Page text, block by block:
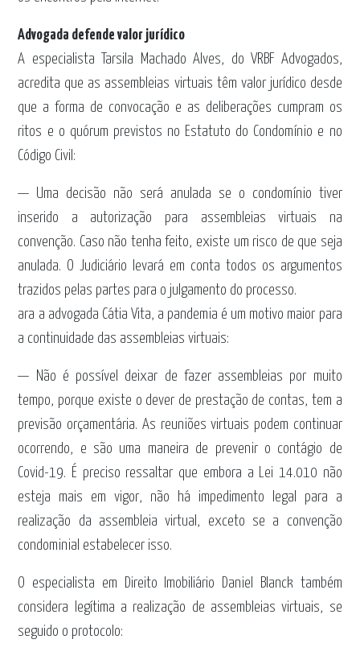
Advogada defende valor jurídico
A especialista Tarsila Machado Alves, do VRBF Advogados,
acredita que as assembleias virtuais têm valor jurídico desde
que a forma de convocação e as deliberações cumpram os
ritos e o quórum previstos no Estatuto do Condomínio e no
Código Civil:
— Uma decisão não será anulada se o condomínio tiver
inserido a autorização para assembleias virtuais na
convenção. Caso não tenha feito, existe um risco de que seja
anulada. O Judiciário levará em conta todos os argumentos
trazidos pelas partes para o julgamento do processo.
ara a advogada Cátia Vita, a pandemia é um motivo maior para
a continuidade das assembleias virtuais:
— Não é possível deixar de fazer assembleias por muito
tempo, porque existe o dever de prestação de contas, tem a
previsão orçamentária. As reuniões virtuais podem continuar
ocorrendo, e são uma maneira de prevenir o contágio de
Covid-19. É preciso ressaltar que embora a Lei 14.010 não
esteja mais em vigor, não há impedimento legal para a
realização da assembleia virtual, exceto se a convenção
condominial estabelecer isso.
O especialista em Direito Imobiliário Daniel Blanck também
considera legítima a realização de assembleias virtuais, se
seguido o protocolo: